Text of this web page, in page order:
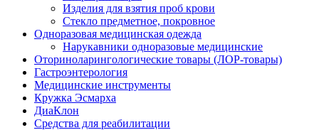
Изделия для взятия проб крови
Стекло предметное, покровное
Одноразовая медицинская одежда
Нарукавники одноразовые медицинские
Оториноларингологические товары (ЛОР-товары)
Гастроэнтерология
Медицинские инструменты
Кружка Эсмарха
ДиаКлон
Средства для реабилитации